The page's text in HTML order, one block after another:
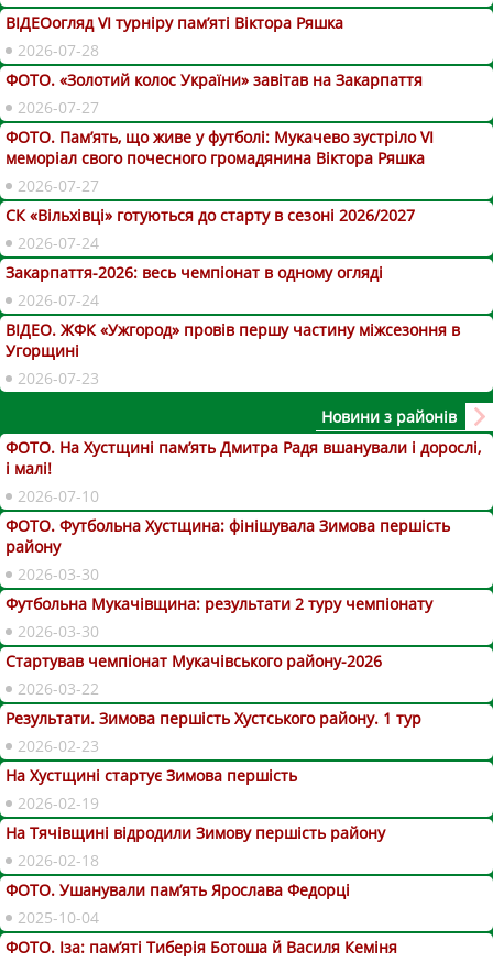
ВІДЕОогляд VІ турніру пам’яті Віктора Ряшка
2026-07-28
ФОТО. «Золотий колос України» завітав на Закарпаття
2026-07-27
ФОТО. Пам’ять, що живе у футболі: Мукачево зустріло VI
меморіал свого почесного громадянина Віктора Ряшка
2026-07-27
СК «Вільхівці» готуються до старту в сезоні 2026/2027
2026-07-24
Закарпаття-2026: весь чемпіонат в одному огляді
2026-07-24
ВІДЕО. ЖФК «Ужгород» провів першу частину міжсезоння в
Угорщині
2026-07-23
Новини з районів
ФОТО. На Хустщині пам’ять Дмитра Радя вшанували і дорослі,
і малі!
2026-07-10
ФОТО. Футбольна Хустщина: фінішувала Зимова першість
району
2026-03-30
Футбольна Мукачівщина: результати 2 туру чемпіонату
2026-03-30
Стартував чемпіонат Мукачівського району-2026
2026-03-22
Результати. Зимова першість Хустського району. 1 тур
2026-02-23
На Хустщині стартує Зимова першість
2026-02-19
На Тячівщині відродили Зимову першість району
2026-02-18
ФОТО. Ушанували пам’ять Ярослава Федорці
2025-10-04
ФОТО. Іза: пам’яті Тиберія Ботоша й Василя Кеміня